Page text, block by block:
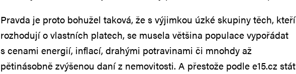
Pravda je proto bohužel taková, že s výjimkou úzké skupiny těch, kteří
rozhodují o vlastních platech, se musela většina populace vypořádat
s cenami energií, inflací, drahými potravinami či mnohdy až
pětinásobně zvýšenou daní z nemovitosti. A přestože podle e15.cz stát